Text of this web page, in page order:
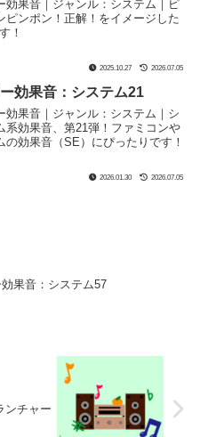
効果音｜ジャンル：システム｜ピ
ピンポン！正解！をイメージした
！
2025.10.27 2026.07.05
効果音：システム21
効果音｜ジャンル：システム｜シ
系効果音、第21弾！ファミコンや
の効果音（SE）にぴったりです！
2026.01.30 2026.07.05
果音：システム57
ンチャー